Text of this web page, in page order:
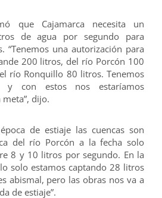
que Cajamarca necesita un
de agua por segundo para
“Tenemos una autorización para
200 litros, del río Porcón 100
río Ronquillo 80 litros. Tenemos
con estos nos estaríamos
dijo.
de estiaje las cuencas son
del río Porcón a la fecha solo
8 y 10 litros por segundo. En la
solo estamos captando 28 litros
abismal, pero las obras nos va a
de estiaje”.